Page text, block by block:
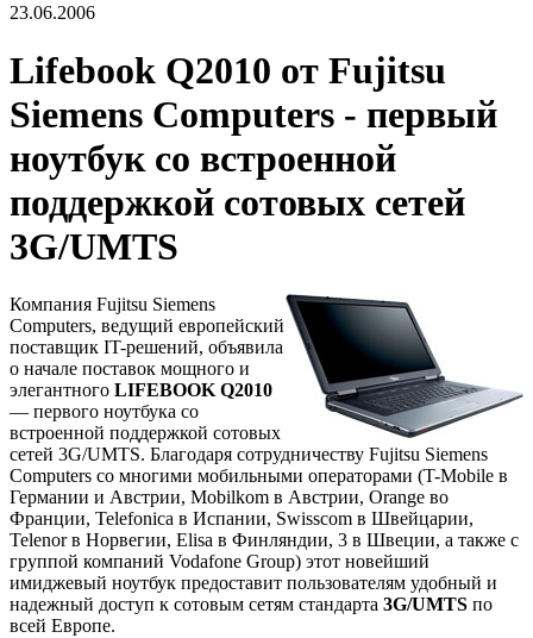
23.06.2006
Lifebook Q2010 от Fujitsu
Siemens Computers - первый
ноутбук со встроенной
поддержкой сотовых сетей
3G/UMTS
Компания Fujitsu Siemens
Computers, ведущий европейский
поставщик IT-решений, объявила
о начале поставок мощного и
элегантного LIFEBOOK Q2010
— первого ноутбука со
встроенной поддержкой сотовых
сетей 3G/UMTS. Благодаря сотрудничеству Fujitsu Siemens
Computers со многими мобильными операторами (T-Mobile в
Германии и Австрии, Mobilkom в Австрии, Orange во
Франции, Telefonica в Испании, Swisscom в Швейцарии,
Telenor в Норвегии, Elisa в Финляндии, 3 в Швеции, а также с
группой компаний Vodafone Group) этот новейший
имиджевый ноутбук предоставит пользователям удобный и
надежный доступ к сотовым сетям стандарта 3G/UMTS по
всей Европе.